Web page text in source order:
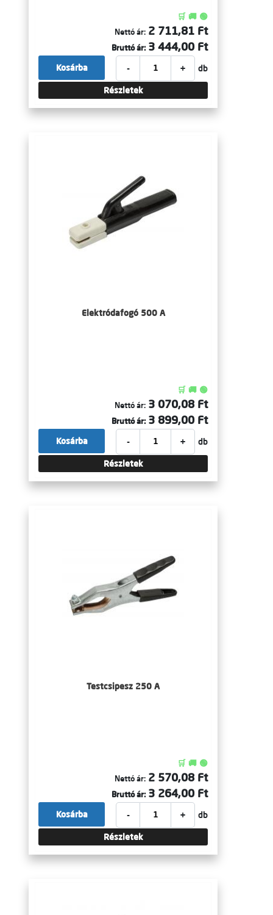
🛒 🚚 🟢
Nettó ár: 2 711,81 Ft
Bruttó ár: 3 444,00 Ft
- + db
Kosárba
Részletek
Elektródafogó 500 A
🛒 🚚 🟢
Nettó ár: 3 070,08 Ft
Bruttó ár: 3 899,00 Ft
- + db
Kosárba
Részletek
Testcsipesz 250 A
🛒 🚚 🟢
Nettó ár: 2 570,08 Ft
Bruttó ár: 3 264,00 Ft
- + db
Kosárba
Részletek